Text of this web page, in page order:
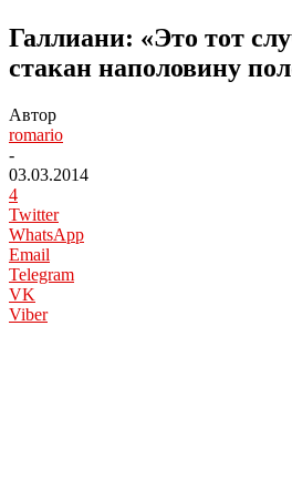
Галлиани: «Это тот
стакан наполовину
Автор
romario
-
03.03.2014
4
Twitter
WhatsApp
Email
Telegram
VK
Viber